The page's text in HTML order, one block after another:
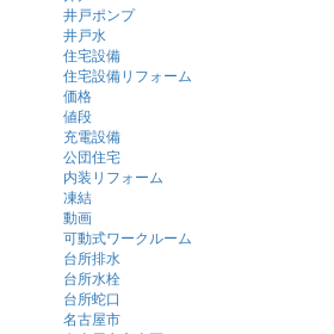
井戸ポンプ
井戸水
住宅設備
住宅設備リフォーム
価格
値段
充電設備
公団住宅
内装リフォーム
凍結
動画
可動式ワークルーム
台所排水
台所水栓
台所蛇口
名古屋市